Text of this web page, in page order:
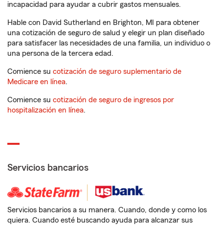
incapacidad para ayudar a cubrir gastos mensuales.
Hable con David Sutherland en Brighton, MI para obtener
una cotización de seguro de salud y elegir un plan diseñado
para satisfacer las necesidades de una familia, un individuo o
una persona de la tercera edad.
Comience su cotización de seguro suplementario de
Medicare en línea.
Comience su cotización de seguro de ingresos por
hospitalización en línea.
Servicios bancarios
Servicios bancarios a su manera. Cuando, donde y como los
quiera. Cuando esté buscando ayuda para alcanzar sus